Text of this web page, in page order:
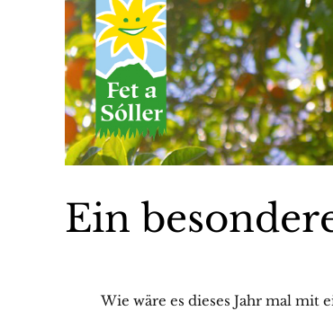
Ein
Wie wäre es dieses Jahr mal mit